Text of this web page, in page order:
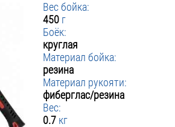
Вес бойка:
450 г
Боёк:
круглая
Материал бойка:
резина
Материал рукояти:
фиберглас/резина
Вес:
0.7 кг